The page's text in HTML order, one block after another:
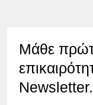
Μάθε
Newsletter.